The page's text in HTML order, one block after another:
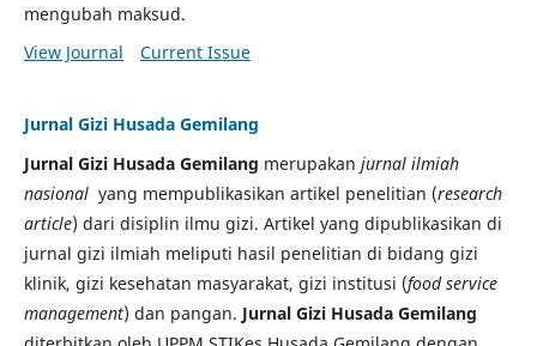
mengubah maksud.
View Journal
Current Issue
Jurnal Gizi Husada Gemilang
Jurnal Gizi Husada Gemilang merupakan jurnal ilmiah
nasionalyang mempublikasikan artikel penelitian (research
article) dari disiplin ilmu gizi. Artikel yang dipublikasikan di
jurnal gizi ilmiah meliputi hasil penelitian di bidang gizi
klinik, gizi kesehatan masyarakat, gizi institusi (food service
management) dan pangan. Jurnal Gizi Husada Gemilang